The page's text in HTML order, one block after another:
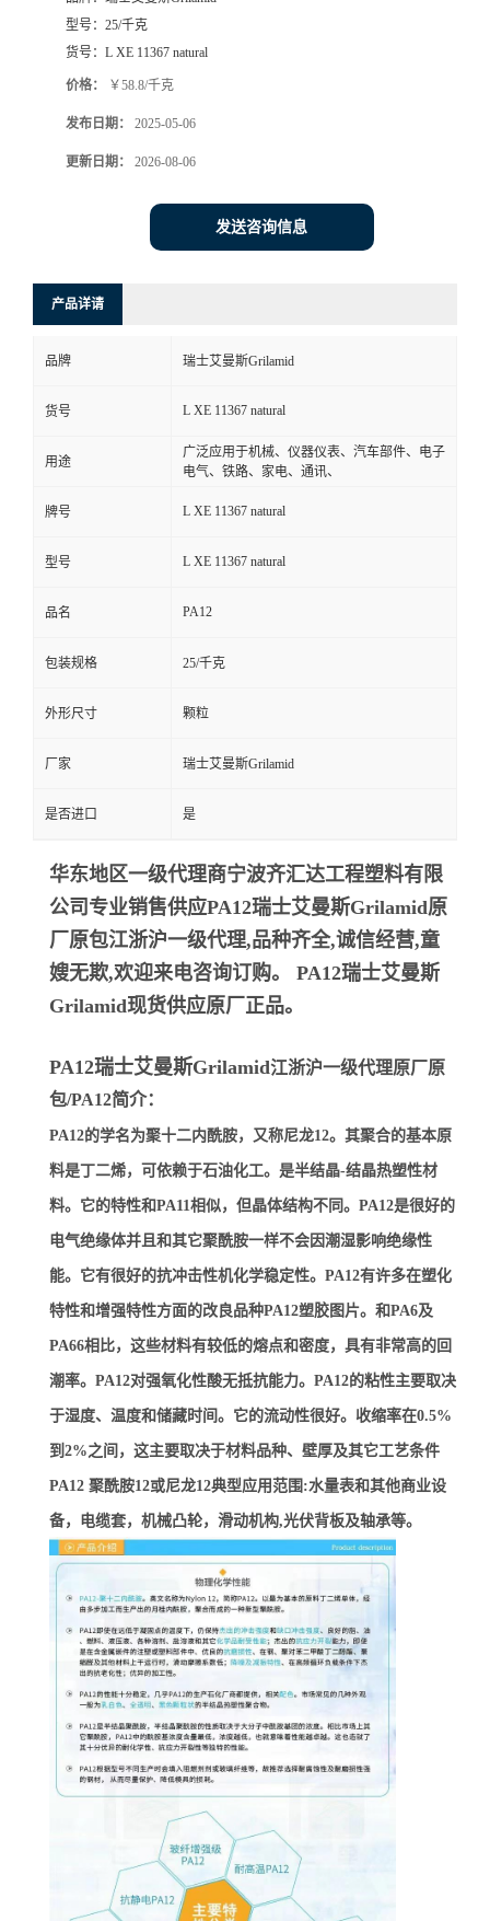
型号： 25/千克
货号： L XE 11367 natural
价格： ￥58.8/千克
发布日期： 2025-05-06
更新日期： 2026-08-06
发送咨询信息
产品详请
品牌 瑞士艾曼斯Grilamid
货号 L XE 11367 natural
用途
广泛应用于机械、仪器仪表、汽车部件、电子
电气、铁路、家电、通讯、
牌号 L XE 11367 natural
型号 L XE 11367 natural
品名 PA12
包装规格 25/千克
外形尺寸 颗粒
厂家 瑞士艾曼斯Grilamid
是否进口 是
华东地区一级代理商宁波齐汇达工程塑料有限
公司专业销售供应PA12瑞士艾曼斯Grilamid原
厂原包江浙沪一级代理,品种齐全,诚信经营,童
嫂无欺,欢迎来电咨询订购。 PA12瑞士艾曼斯
Grilamid现货供应原厂正品。
PA12瑞士艾曼斯Grilamid江浙沪一级代理原厂原
包/PA12简介：
PA12的学名为聚十二内酰胺，又称尼龙12。其聚合的基本原
料是丁二烯，可依赖于石油化工。是半结晶-结晶热塑性材
料。它的特性和PA11相似，但晶体结构不同。PA12是很好的
电气绝缘体并且和其它聚酰胺一样不会因潮湿影响绝缘性
能。它有很好的抗冲击性机化学稳定性。PA12有许多在塑化
特性和增强特性方面的改良品种PA12塑胶图片。和PA6及
PA66相比，这些材料有较低的熔点和密度，具有非常高的回
潮率。PA12对强氧化性酸无抵抗能力。PA12的粘性主要取决
于湿度、温度和储藏时间。它的流动性很好。收缩率在0.5%
到2%之间，这主要取决于材料品种、壁厚及其它工艺条件
PA12 聚酰胺12或尼龙12典型应用范围:水量表和其他商业设
备，电缆套，机械凸轮，滑动机构,光伏背板及轴承等。